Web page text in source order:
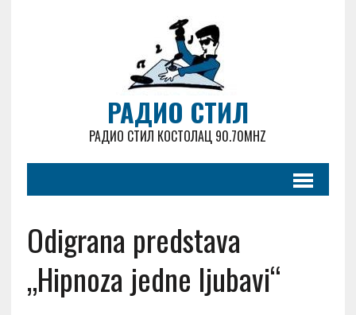
РАДИО СТИЛ
РАДИО СТИЛ КОСТОЛАЦ 90.70MHZ
Odigrana predstava
„Hipnoza jedne ljubavi“